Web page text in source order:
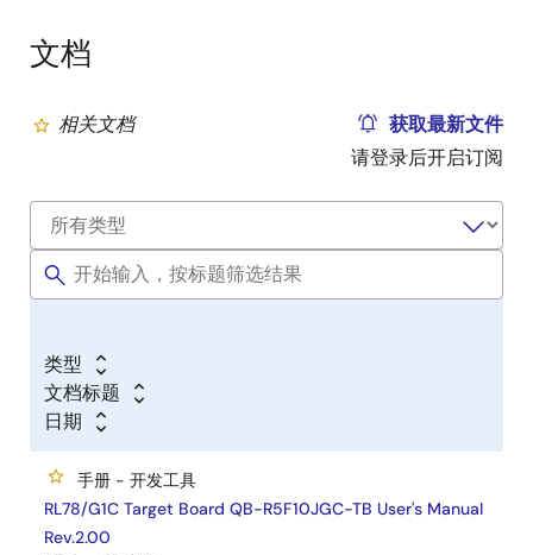
文档
相关文档
获取最新文件
请登录后开启订阅
类型
文档标题
日期
手册 - 开发工具
RL78/G1C Target Board QB-R5F10JGC-TB User's Manual
Rev.2.00